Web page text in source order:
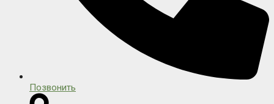
Позвонить